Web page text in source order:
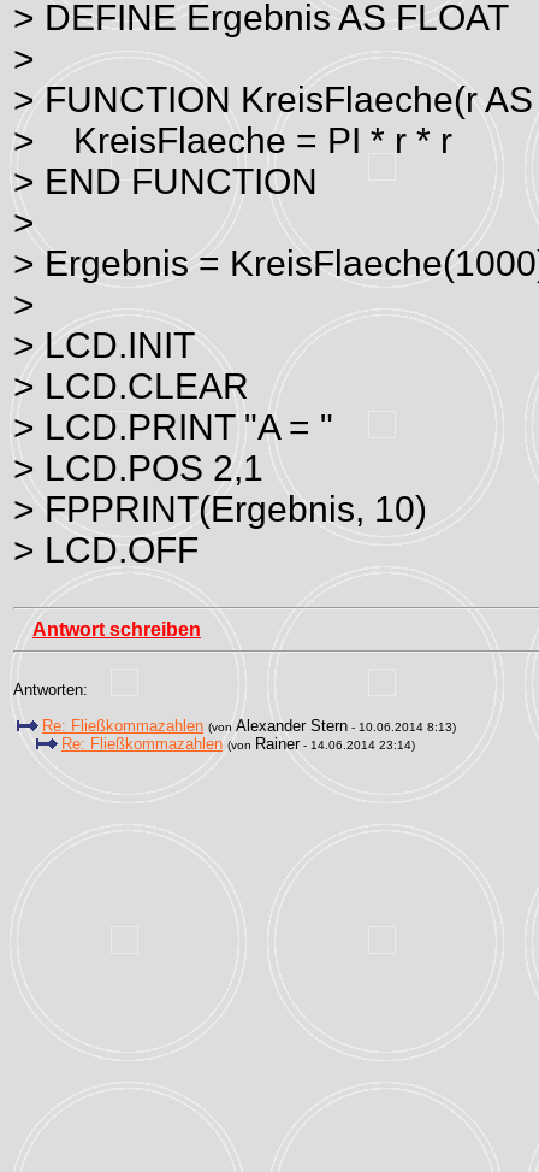
> DEFINE Ergebnis AS FLOAT
>
> FUNCTION KreisFlaeche(r
> KreisFlaeche = PI * r * r
> END FUNCTION
>
> Ergebnis =
>
> LCD.INIT
> LCD.CLEAR
> LCD.PRINT "A = "
> LCD.POS 2,1
> FPPRINT(Ergebnis, 10)
> LCD.OFF
Antwort schreiben
Antworten:
Re: Fließkommazahlen (von Alexander Stern - 10.06.2014 8:13)
Re: Fließkommazahlen (von Rainer - 14.06.2014 23:14)